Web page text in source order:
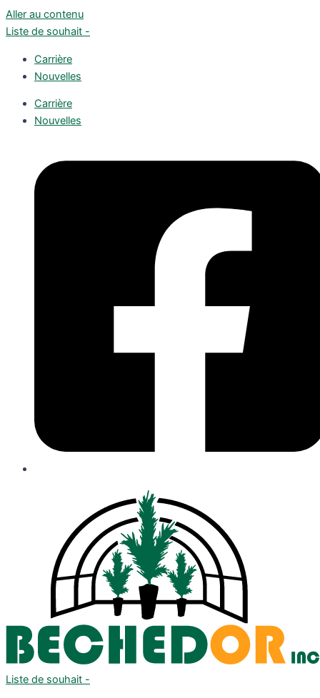
Aller au contenu
Liste de souhait -
Carrière
Nouvelles
Carrière
Nouvelles
Liste de souhait -